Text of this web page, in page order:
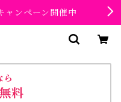
ャンペーン開催中
ら
料